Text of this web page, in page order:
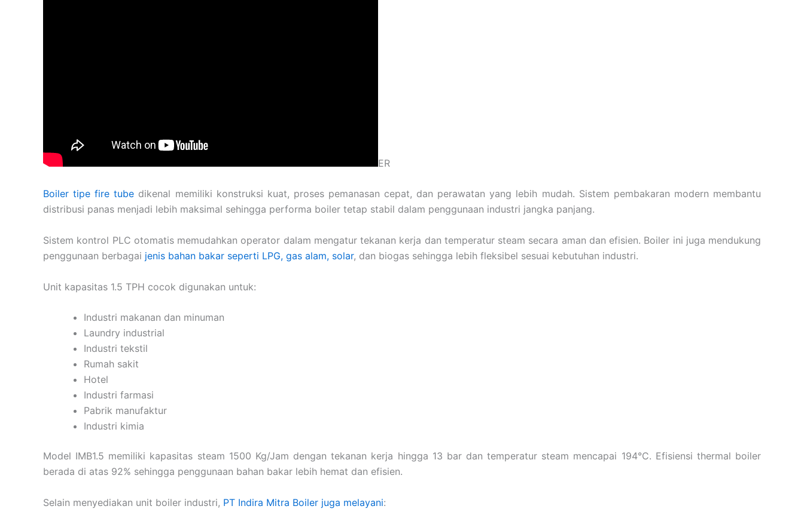
ER
Boiler tipe fire tube dikenal memiliki konstruksi kuat, proses pemanasan cepat, dan perawatan yang lebih mudah. Sistem pembakaran modern membantu
distribusi panas menjadi lebih maksimal sehingga performa boiler tetap stabil dalam penggunaan industri jangka panjang.
Sistem kontrol PLC otomatis memudahkan operator dalam mengatur tekanan kerja dan temperatur steam secara aman dan efisien. Boiler ini juga mendukung
penggunaan berbagai jenis bahan bakar seperti LPG, gas alam, solar, dan biogas sehingga lebih fleksibel sesuai kebutuhan industri.
Unit kapasitas 1.5 TPH cocok digunakan untuk:
Industri makanan dan minuman
Laundry industrial
Industri tekstil
Rumah sakit
Hotel
Industri farmasi
Pabrik manufaktur
Industri kimia
Model IMB1.5 memiliki kapasitas steam 1500 Kg/Jam dengan tekanan kerja hingga 13 bar dan temperatur steam mencapai 194°C. Efisiensi thermal boiler
berada di atas 92% sehingga penggunaan bahan bakar lebih hemat dan efisien.
Selain menyediakan unit boiler industri, PT Indira Mitra Boiler juga melayani: